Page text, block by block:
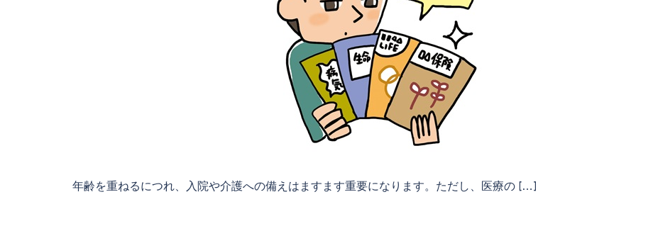
年齢を重ねるにつれ、入院や介護への備えはますます重要になります。ただし、医療の […]